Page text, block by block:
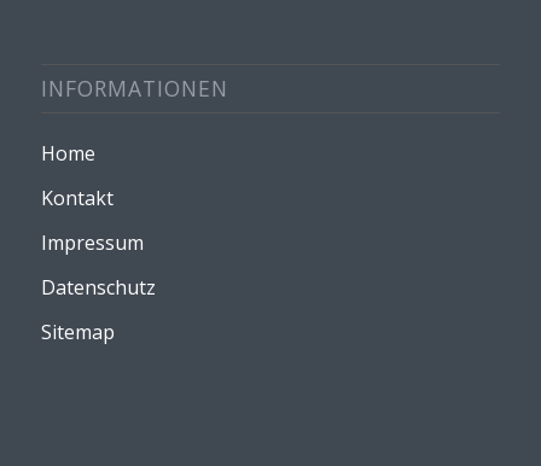
INFORMATIONEN
Home
Kontakt
Impressum
Datenschutz
Sitemap